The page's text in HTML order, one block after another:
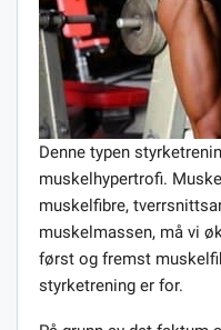
Denne typen
muskelhypertrofi.
muskelfibre,
muskelmassen, må vi
først og fremst
styrketrening er for.